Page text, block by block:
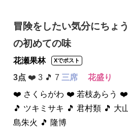
冒険をしたい気分にちょ
の初めての味
花瀬果林 Xでポスト
3点 ❤️ 3 🎵 7 三席
花盛り
❤️ さくらがわ ❤️ 若枝あらう ❤️
🎵 ツキミサキ 🎵 君村類 🎵 大
島朱火 🎵 隆博